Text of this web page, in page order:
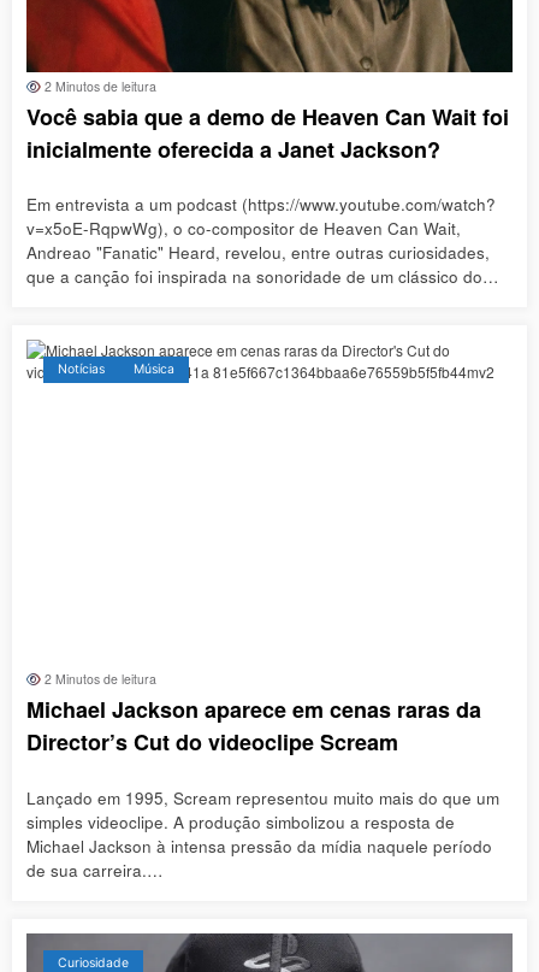
2 Minutos de leitura
Você sabia que a demo de Heaven Can Wait foi
inicialmente oferecida a Janet Jackson?
Em entrevista a um podcast (https://www.youtube.com/watch?
v=x5oE-RqpwWg), o co-compositor de Heaven Can Wait,
Andreao "Fanatic" Heard, revelou, entre outras curiosidades,
que a canção foi inspirada na sonoridade de um clássico do…
Notícias Música
2 Minutos de leitura
Michael Jackson aparece em cenas raras da
Director’s Cut do videoclipe Scream
Lançado em 1995, Scream representou muito mais do que um
simples videoclipe. A produção simbolizou a resposta de
Michael Jackson à intensa pressão da mídia naquele período
de sua carreira.…
Curiosidade